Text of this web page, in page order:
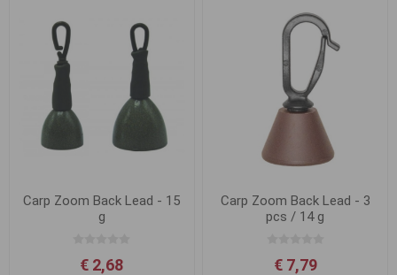
Carp Zoom Back Lead - 15
g
€ 2,68
Carp Zoom Back Lead - 3
pcs / 14 g
€ 7,79